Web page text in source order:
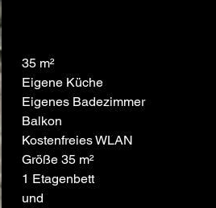
35 m²
Eigene Küche
Eigenes Badezimmer
Balkon
Kostenfreies WLAN
Größe 35 m²
1 Etagenbett
und